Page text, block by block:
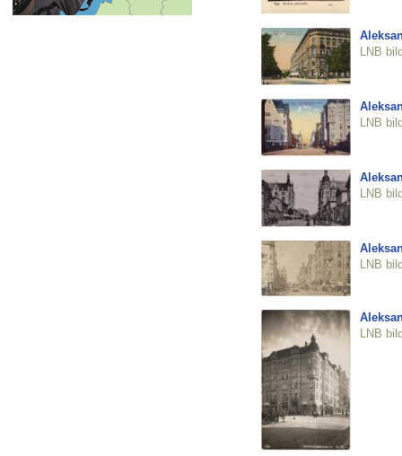
LNB
LNB
LNB
LNB
LNB